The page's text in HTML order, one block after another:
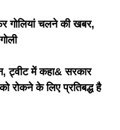
गोलियां चलने की खबर,
ट्वीट में कहा& सरकार
रोकने के लिए प्रतिबद्ध है